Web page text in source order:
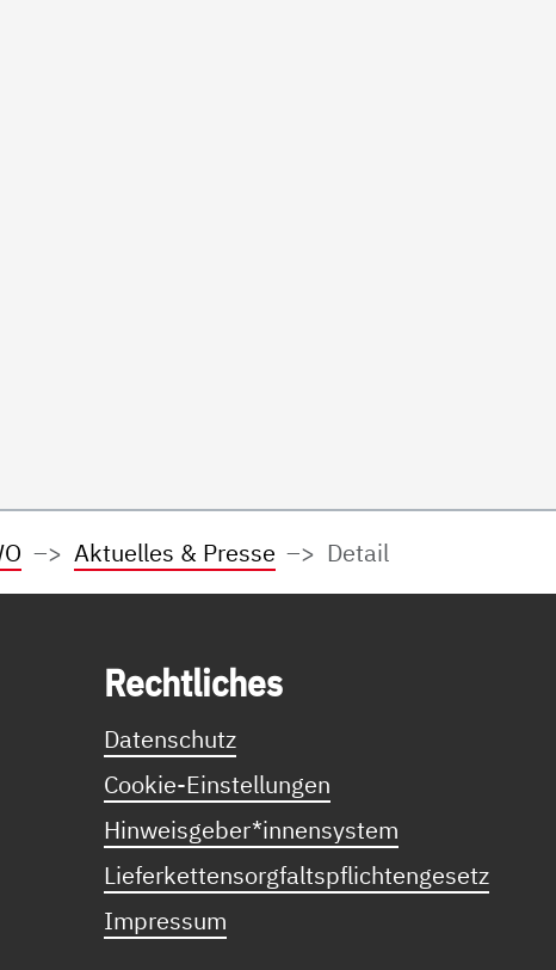
Aktuelles & Presse Detail
Recht­li­ches
Datenschutz
Cookie-Einstellungen
Hinweisgeber*innensystem
Lieferkettensorgfaltspflichtengesetz
Impressum